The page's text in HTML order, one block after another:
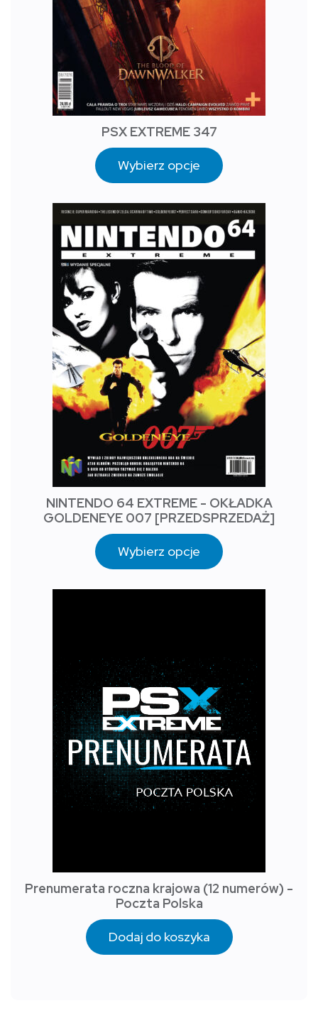
PSX EXTREME 347
Wybierz opcje
NINTENDO 64 EXTREME - OKŁADKA
GOLDENEYE 007 [PRZEDSPRZEDAŻ]
Wybierz opcje
Prenumerata roczna krajowa (12 numerów) -
Poczta Polska
Dodaj do koszyka